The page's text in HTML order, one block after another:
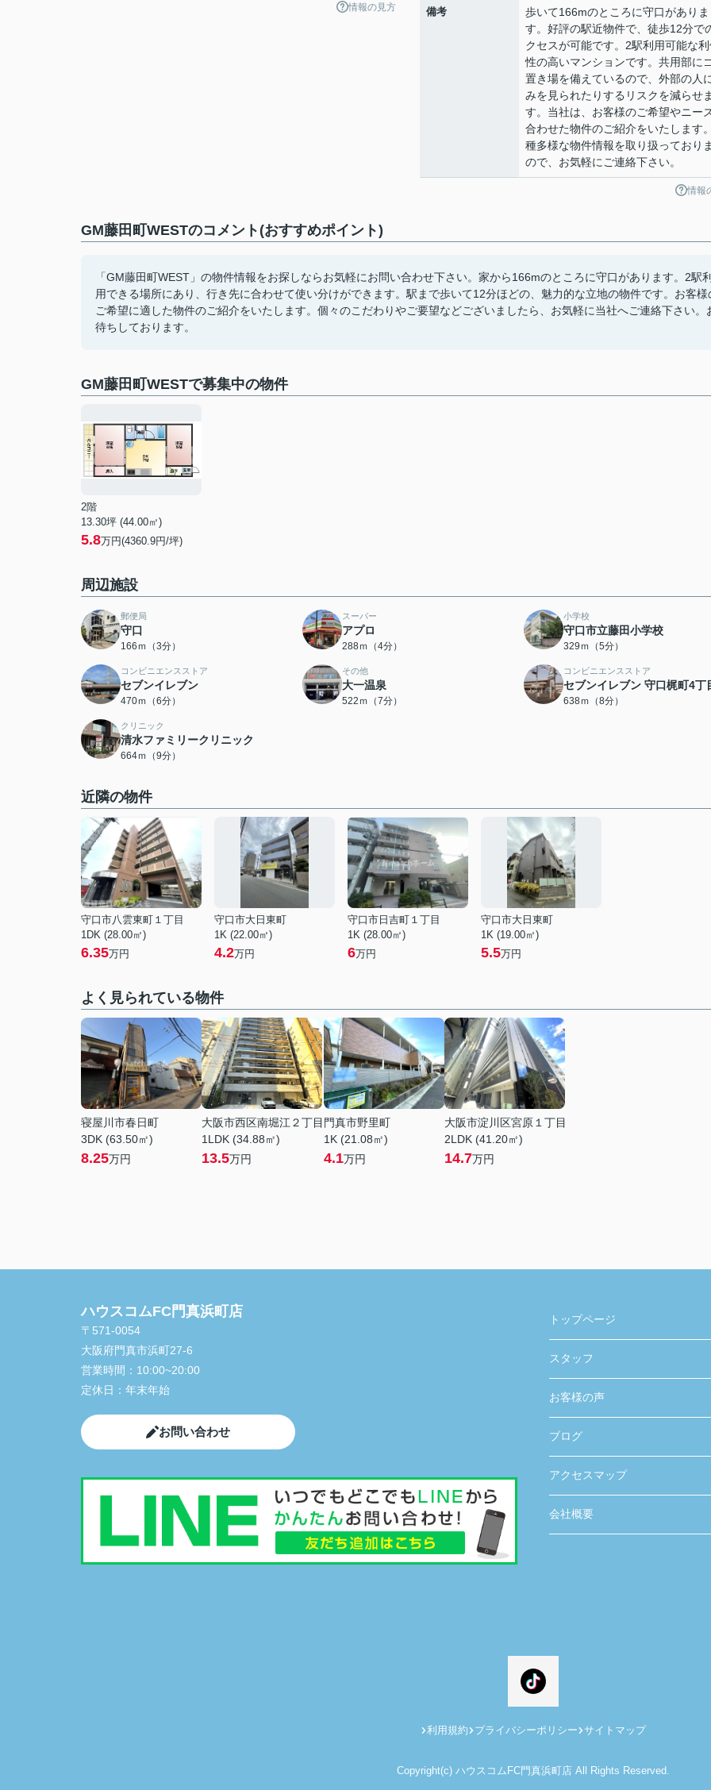
情報の見方 備考
歩いて166mのところに守口がありま
す。好評の駅近物件で、徒歩12分で
クセスが可能です。2駅利用可能な
性の高いマンションです。共用部に
置き場を備えているので、外部の人
みを見られたりするリスクを減らせ
す。当社は、お客様のご希望やニー
合わせた物件のご紹介をいたします
種多様な物件情報を取り扱っており
ので、お気軽にご連絡下さい。
情報
GM藤田町WESTのコメント(おすすめポイント)
「GM藤田町WEST」の物件情報をお探しならお気軽にお問い合わせ下さい。家から166mのところに守口があります。2駅
用できる場所にあり、行き先に合わせて使い分けができます。駅まで歩いて12分ほどの、魅力的な立地の物件です。お客様
ご希望に適した物件のご紹介をいたします。個々のこだわりやご要望などございましたら、お気軽に当社へご連絡下さい。
待ちしております。
GM藤田町WESTで募集中の物件
2階
13.30坪 (44.00㎡)
5.8万円(4360.9円/坪)
周辺施設
郵便局
守口
166ｍ（3分）
スーパー
アプロ
288ｍ（4分）
小学校
守口市立藤田小学校
329ｍ（5分）
コンビニエンスストア
セブンイレブン
470ｍ（6分）
その他
大一温泉
522ｍ（7分）
コンビニエンスストア
セブンイレブン 守口梶町4丁
638ｍ（8分）
クリニック
清水ファミリークリニック
664ｍ（9分）
近隣の物件
守口市八雲東町１丁目
1DK (28.00㎡)
6.35万円
守口市大日東町
1K (22.00㎡)
4.2万円
守口市日吉町１丁目
1K (28.00㎡)
6万円
守口市大日東町
1K (19.00㎡)
5.5万円
よく見られている物件
寝屋川市春日町
3DK (63.50㎡)
8.25万円
大阪市西区南堀江２丁目
1LDK (34.88㎡)
13.5万円
門真市野里町
1K (21.08㎡)
4.1万円
大阪市淀川区宮原１丁目
2LDK (41.20㎡)
14.7万円
ハウスコムFC門真浜町店
〒571-0054
大阪府門真市浜町27-6
営業時間： 10:00~20:00
定休日： 年末年始
お問い合わせ
トップページ
スタッフ
お客様の声
ブログ
アクセスマップ
会社概要
利用規約 プライバシーポリシー サイトマップ
Copyright(c) ハウスコムFC門真浜町店 All Rights Reserved.